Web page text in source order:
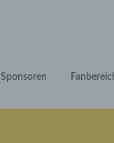
Sponsoren